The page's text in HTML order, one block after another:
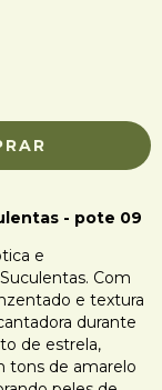
- pote 09
e
Com
e textura
durante
de estrela,
tons de amarelo